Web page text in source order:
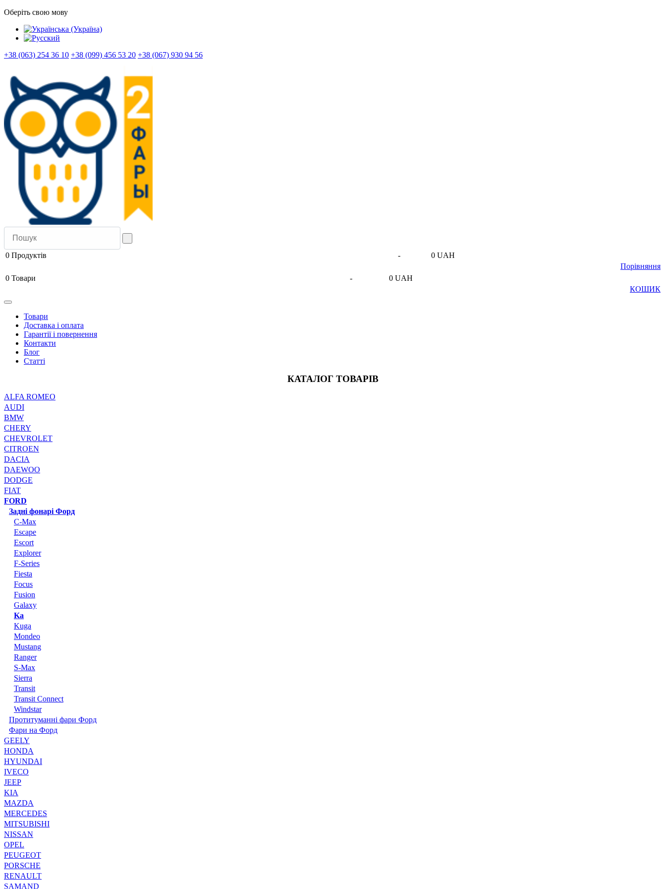
Оберіть свою мову
+38 (063) 254 36 10 +38 (099) 456 53 20 +38 (067) 930 94 56
0 Продуктів -
0 UAH
Порівняння
0 Товари -
0 UAH
КОШИК
Товари
Доставка і оплата
Гарантії і повернення
Контакти
Блог
Статті
КАТАЛОГ ТОВАРІВ
ALFA ROMEO
AUDI
BMW
CHERY
CHEVROLET
CITROEN
DACIA
DAEWOO
DODGE
FIAT
FORD
Задні фонарі Форд
C-Max
Escape
Escort
Explorer
F-Series
Fiesta
Focus
Fusion
Galaxy
Ka
Kuga
Mondeo
Mustang
Ranger
S-Max
Sierra
Transit
Transit Connect
Windstar
Протитуманні фари Форд
Фари на Форд
GEELY
HONDA
HYUNDAI
IVECO
JEEP
KIA
MAZDA
MERCEDES
MITSUBISHI
NISSAN
OPEL
PEUGEOT
PORSCHE
RENAULT
SAMAND